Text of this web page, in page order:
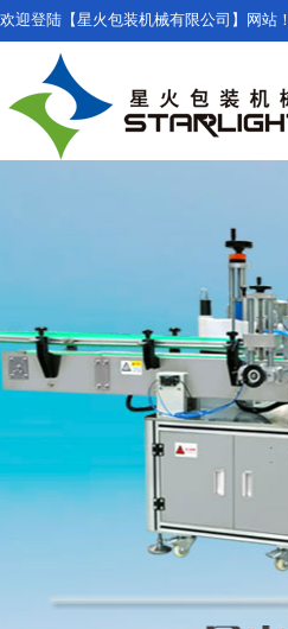
欢迎登陆【星火包装机械有限公司】网站！